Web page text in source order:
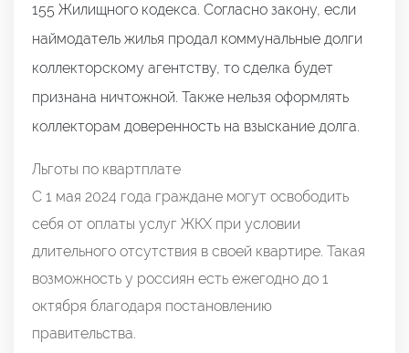
155 Жилищного кодекса. Согласно закону, если
наймодатель жилья продал коммунальные долги
коллекторскому агентству, то сделка будет
признана ничтожной. Также нельзя оформлять
коллекторам доверенность на взыскание долга.
Льготы по квартплате
С 1 мая 2024 года граждане могут освободить
себя от оплаты услуг ЖКХ при условии
длительного отсутствия в своей квартире. Такая
возможность у россиян есть ежегодно до 1
октября благодаря постановлению
правительства.